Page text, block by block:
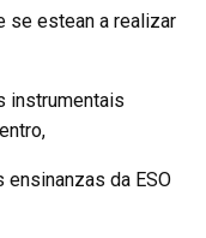
se estean a realizar
instrumentais
da ESO